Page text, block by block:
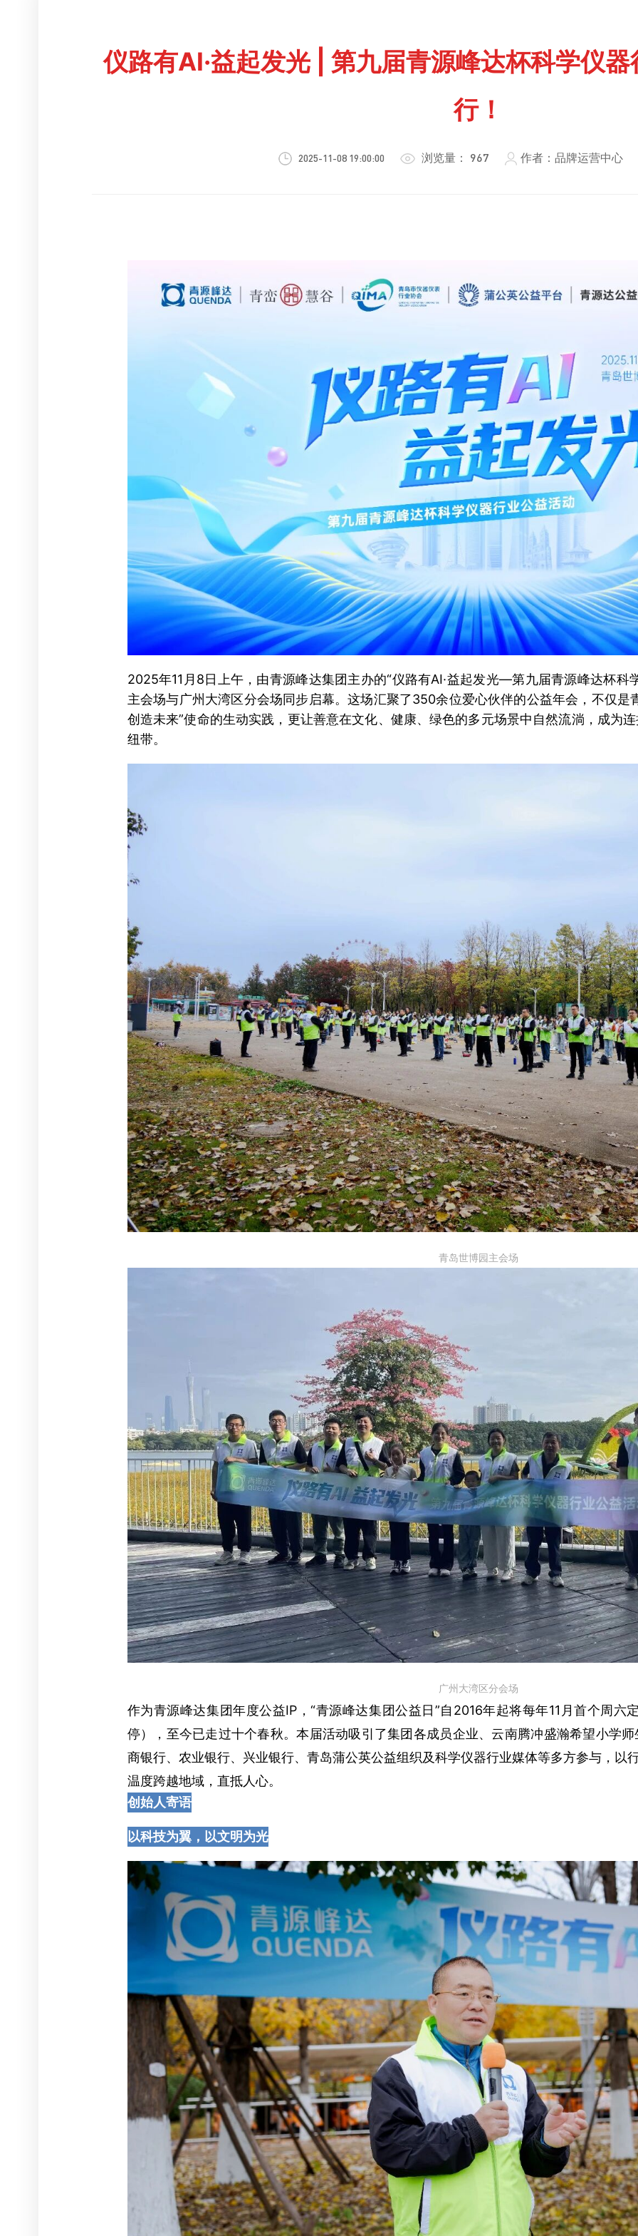
仪路有AI·益起发光 | 第九届青源峰达杯科学仪
行！
2025-11-08 19:00:00 浏览量： 967 作者：品牌运营中心
2025年11月8日上午，由青源峰达集团主办的“仪路有AI·益起发光—第九届青源峰达杯科
主会场与广州大湾区分会场同步启幕。这场汇聚了350余位爱心伙伴的公益年会，不仅是
创造未来”使命的生动实践，更让善意在文化、健康、绿色的多元场景中自然流淌，成为
纽带。
青岛世博园主会场
广州大湾区分会场
作为青源峰达集团年度公益IP，“青源峰达集团公益日”自2016年起将每年11月首个周六
停），至今已走过十个春秋。本届活动吸引了集团各成员企业、云南腾冲盛瀚希望小学
商银行、农业银行、兴业银行、青岛蒲公英公益组织及科学仪器行业媒体等多方参与，以
温度跨越地域，直抵人心。
创始人寄语
以科技为翼，以文明为光